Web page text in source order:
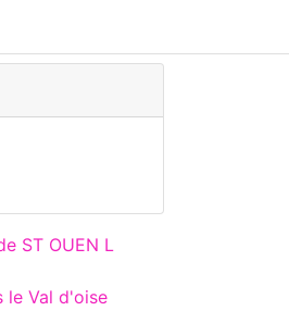
ST OUEN L
le Val d'oise